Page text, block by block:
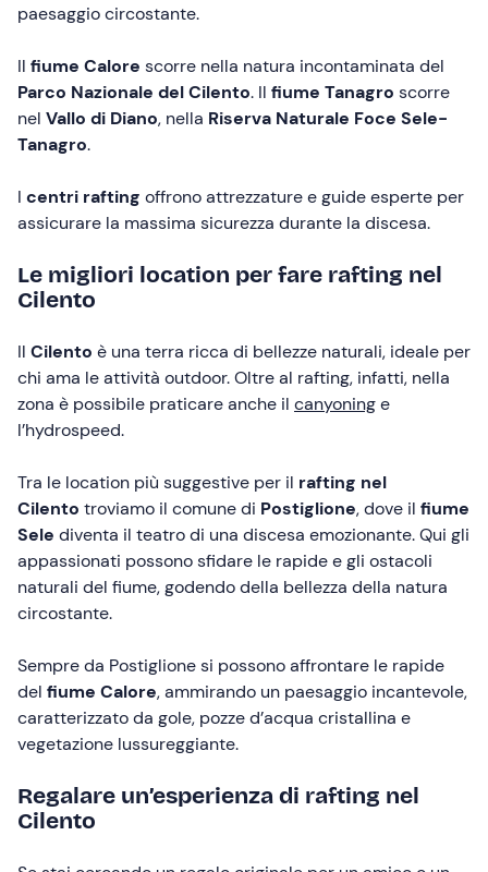
paesaggio circostante.
Il fiume Calore scorre nella natura incontaminata del
Parco Nazionale del Cilento. Il fiume Tanagro scorre
nel Vallo di Diano, nella Riserva Naturale Foce Sele-
Tanagro.
I centri rafting offrono attrezzature e guide esperte per
assicurare la massima sicurezza durante la discesa.
Le migliori location per fare rafting nel
Cilento
Il Cilento è una terra ricca di bellezze naturali, ideale per
chi ama le attività outdoor. Oltre al rafting, infatti, nella
zona è possibile praticare anche il canyoninge
l’hydrospeed.
Tra le location più suggestive per il rafting nel
Cilento troviamo il comune di Postiglione, dove il fiume
Sele diventa il teatro di una discesa emozionante. Qui gli
appassionati possono sfidare le rapide e gli ostacoli
naturali del fiume, godendo della bellezza della natura
circostante.
Sempre da Postiglione si possono affrontare le rapide
del fiume Calore, ammirando un paesaggio incantevole,
caratterizzato da gole, pozze d’acqua cristallina e
vegetazione lussureggiante.
Regalare un’esperienza di rafting nel
Cilento